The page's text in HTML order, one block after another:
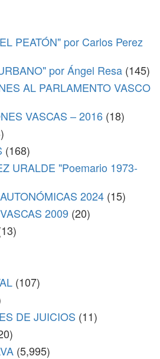
PEATÓN" por Carlos Perez
por Ángel Resa (145)
AL PARLAMENTO VASCO
VASCAS – 2016 (18)
(168)
URALDE "Poemario 1973-
2024 (15)
2009 (20)
(107)
DE JUICIOS (11)
(5,995)